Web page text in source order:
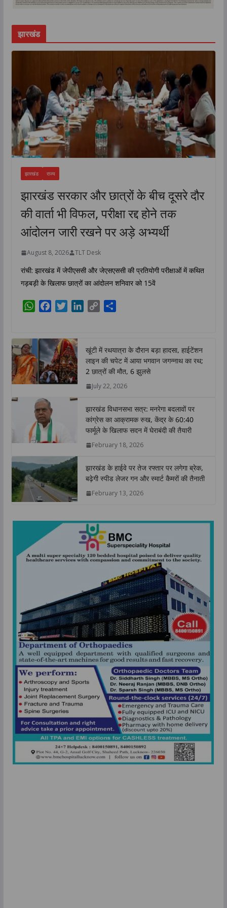
झारखंड
झारखंड राज्य
झारखंड सरकार और छात्रों के बीच दूसरे दौर
की वार्ता भी विफल, परीक्षा रद्द होने तक
आंदोलन जारी रखने पर अड़े अभ्यर्थी
August 8, 2026 TLT Desk
गड़बड़ी के खिलाफ छात्रों का आंदोलन शनिवार को 15वें
W
h
a
t
s
A
p
F
a
c
b
o
o
T
w
i
t
L
n
e
d
n
C
o
p
L
i
n
k
S
h
a
e
खूंटी में रथयात्रा के दौरान बड़ा हादसा, हाईटेंशन
लाइन की चपेट में आया भगवान जगन्नाथ का रथ;
2 छात्रों की मौत, 6 झुलसे
July 22, 2026
झारखंड विधानसभा सत्र: मनरेगा बदलावों पर
कांग्रेस का आक्रामक रुख, केंद्र के 60:40
झारखंड के हाईवे पर तेज रफ्तार पर लगेगा ब्रेक,
बढ़ेगी स्पीड लेजर गन और स्मार्ट कैमरों की तैनाती
February 13, 2026